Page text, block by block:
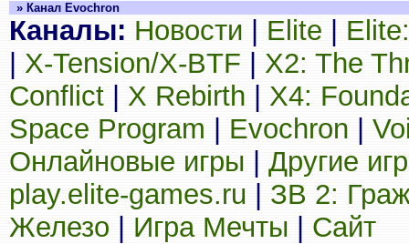
» Канал Evochron
Каналы: Новости Elite
X-Tension/X-BTF
X2: The
Conflict
X Rebirth
X4:
Space Program
Evochron
Онлайновые игры
Другие
play.elite-games.ru
ЗВ 2:
Железо
Игра Мечты Сайт